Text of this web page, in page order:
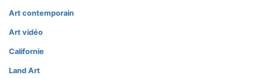
Art contemporain
Art vidéo
Californie
Land Art